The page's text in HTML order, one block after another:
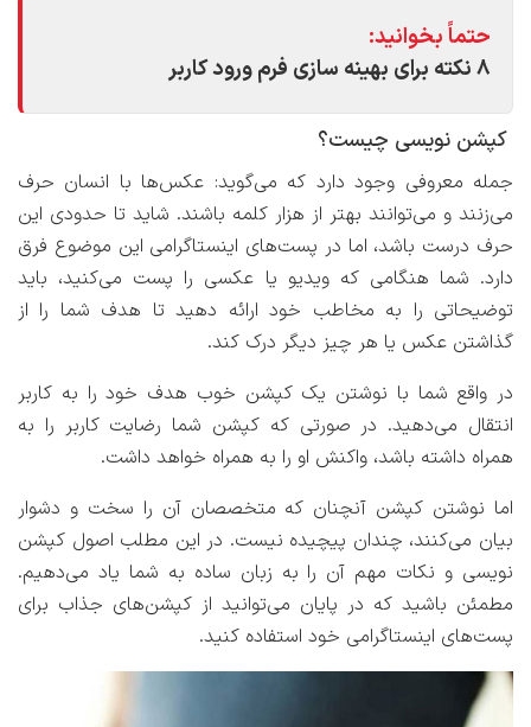
حتماً بخوانید:
۸ نکته برای بهینه سازی فرم ورود کاربر
کپشن نویسی چیست؟
جمله معروفی وجود دارد که می‌گوید: عکس‌ها با انسان حرف
می‌زنند و می‌توانند بهتر از هزار کلمه باشند. شاید تا حدودی این
حرف درست باشد، اما در پست‌های اینستاگرامی این موضوع فرق
دارد. شما هنگامی که ویدیو یا عکسی را پست می‌کنید، باید
توضیحاتی را به مخاطب خود ارائه دهید تا هدف شما را از
گذاشتن عکس یا هر چیز دیگر درک کند.
در واقع شما با نوشتن یک کپشن خوب هدف خود را به کاربر
انتقال می‌دهید. در صورتی که کپشن شما رضایت کاربر را به
همراه داشته باشد، واکنش او را به همراه خواهد داشت.
اما نوشتن کپشن آنچنان که متخصصان آن را سخت و دشوار
بیان می‌کنند، چندان پیچیده نیست. در این مطلب اصول کپشن
نویسی و نکات مهم آن را به زبان ساده به شما یاد می‌دهیم.
مطمئن باشید که در پایان می‌توانید از کپشن‌های جذاب برای
پست‌های اینستاگرامی خود استفاده کنید.